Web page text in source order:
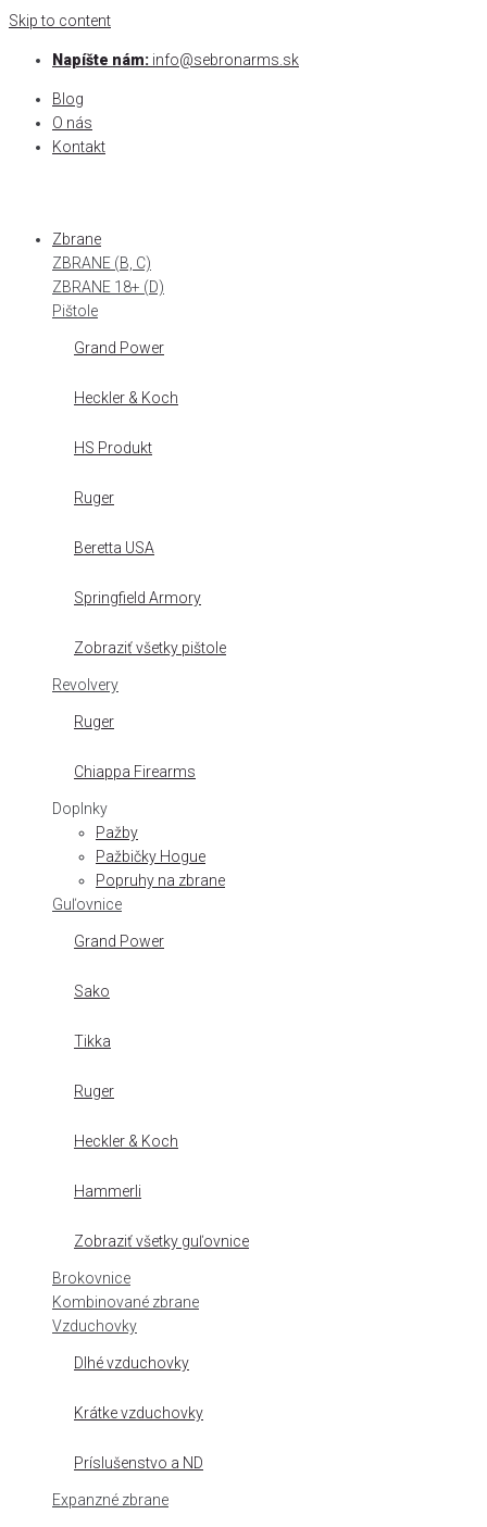
Skip to content
Napíšte nám: info@sebronarms.sk
Blog
O nás
Kontakt
Zbrane
ZBRANE (B, C)
ZBRANE 18+ (D)
Pištole
Grand Power
Heckler & Koch
HS Produkt
Ruger
Beretta USA
Springfield Armory
Zobraziť všetky pištole
Revolvery
Ruger
Chiappa Firearms
Doplnky
Pažby
Pažbičky Hogue
Popruhy na zbrane
Guľovnice
Grand Power
Sako
Tikka
Ruger
Heckler & Koch
Hammerli
Zobraziť všetky guľovnice
Brokovnice
Kombinované zbrane
Vzduchovky
Dlhé vzduchovky
Krátke vzduchovky
Príslušenstvo a ND
Expanzné zbrane